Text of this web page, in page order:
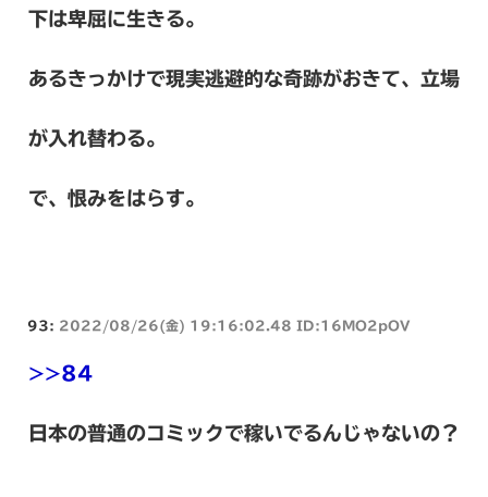
下は卑屈に生きる。
あるきっかけで現実逃避的な奇跡がおきて、立場
が入れ替わる。
で、恨みをはらす。
93: 2022/08/26(金) 19:16:02.48 ID:16MO2pOV
>>84
日本の普通のコミックで稼いでるんじゃないの？